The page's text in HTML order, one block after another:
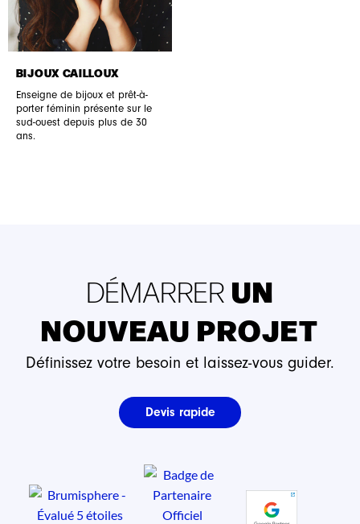
BIJOUX CAILLOUX
Enseigne de bijoux et prêt-à-
porter féminin présente sur le
sud-ouest depuis plus de 30
ans.
DÉMARRER UN
NOUVEAU PROJET
Définissez votre besoin et laissez-vous guider.
Devis rapide